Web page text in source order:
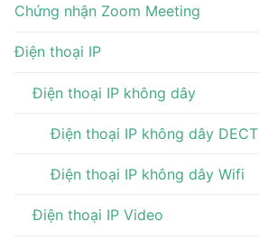
Chứng nhận Zoom Meeting
Điện thoại IP
Điện thoại IP không dây
Điện thoại IP không dây DECT
Điện thoại IP không dây Wifi
Điện thoại IP Video